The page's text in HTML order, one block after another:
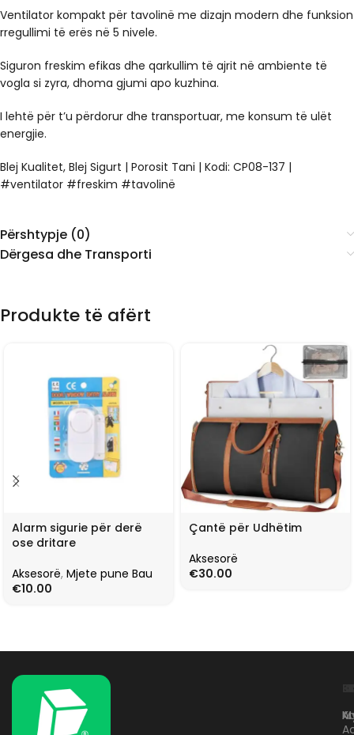
Ventilator kompakt për tavolinë me dizajn modern dhe funksion
rregullimi të erës në 5 nivele.
Siguron freskim efikas dhe qarkullim të ajrit në ambiente të
vogla si zyra, dhoma gjumi apo kuzhina.
I lehtë për t’u përdorur dhe transportuar, me konsum të ulët
energjie.
Blej Kualitet, Blej Sigurt | Porosit Tani | Kodi: CP08-137 |
#ventilator #freskim #tavolinë
Përshtypje (0)
Dërgesa dhe Transporti
Produkte të afërt
Alarm sigurie për derë
ose dritare
Aksesorë, Mjete pune Bau
€10.00
Çantë për Udhëtim
Aksesorë
€30.00